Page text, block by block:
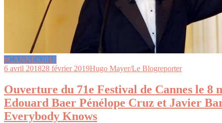
#CANNES2018
6 avril 201828 février 2019Hugo Mayer/Le Blogreporter
Ouverture du 71e Festival de Cannes le 8
Edouard Baer Pénélope Cruz et Javier
Everybody Knows